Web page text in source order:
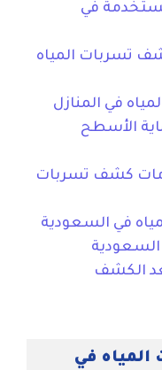
في
تسربات المياه
في المنازل
الأسطح
كشف تسربات
في السعودية
الكشف
في